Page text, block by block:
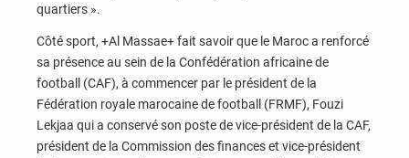
quartiers ».
Côté sport, +Al Massae+ fait savoir que le Maroc a renforcé
sa présence au sein de la Confédération africaine de
football (CAF), à commencer par le président de la
Fédération royale marocaine de football (FRMF), Fouzi
Lekjaa qui a conservé son poste de vice-président de la CAF,
président de la Commission des finances et vice-président